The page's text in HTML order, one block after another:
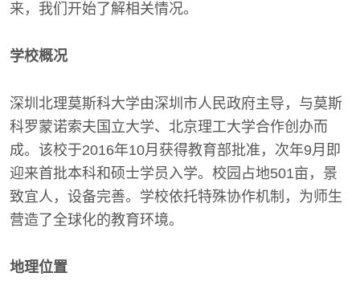
来，我们开始了解相关情况。
学校概况
深圳北理莫斯科大学由深圳市人民政府主导，与莫斯
科罗蒙诺索夫国立大学、北京理工大学合作创办而
成。该校于2016年10月获得教育部批准，次年9月即
迎来首批本科和硕士学员入学。校园占地501亩，景
致宜人，设备完善。学校依托特殊协作机制，为师生
营造了全球化的教育环境。
地理位置